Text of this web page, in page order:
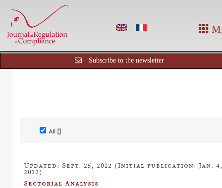
Subscribe to the newsletter
All []
Updated: Sept. 25, 2012 (Initial publication: Jan.
2012)
Sectorial Analysis